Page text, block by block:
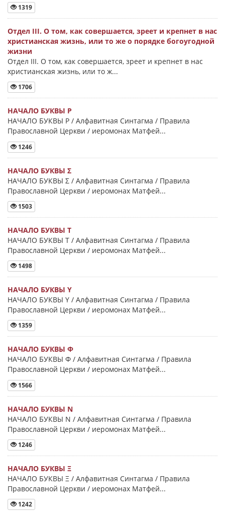
1319
Отдел III. О том, как совершается, зреет и крепнет в нас
христианская жизнь, или то же о порядке богоугодной
жизни
Отдел III. О том, как совершается, зреет и крепнет в нас
христианская жизнь, или то ж...
1706
НАЧАЛО БУКВЫ Ρ
НАЧАЛО БУКВЫ Ρ / Алфавитная Синтагма / Правила
Православной Церкви / иеромонах Матфей...
1246
НАЧАЛО БУКВЫ Σ
НАЧАЛО БУКВЫ Σ / Алфавитная Синтагма / Правила
Православной Церкви / иеромонах Матфей...
1503
НАЧАЛО БУКВЫ Τ
НАЧАЛО БУКВЫ Τ / Алфавитная Синтагма / Правила
Православной Церкви / иеромонах Матфей...
1498
НАЧАЛО БУКВЫ Y
НАЧАЛО БУКВЫ Y / Алфавитная Синтагма / Правила
Православной Церкви / иеромонах Матфей...
1359
НАЧАЛО БУКВЫ Φ
НАЧАЛО БУКВЫ Φ / Алфавитная Синтагма / Правила
Православной Церкви / иеромонах Матфей...
1566
НАЧАЛО БУКВЫ Ν
НАЧАЛО БУКВЫ Ν / Алфавитная Синтагма / Правила
Православной Церкви / иеромонах Матфей...
1246
НАЧАЛО БУКВЫ Ξ
НАЧАЛО БУКВЫ Ξ / Алфавитная Синтагма / Правила
Православной Церкви / иеромонах Матфей...
1242